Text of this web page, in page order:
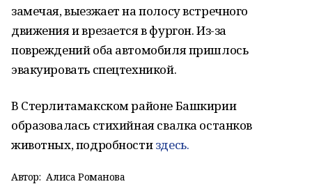
замечая, выезжает на полосу встречного
движения и врезается в фургон. Из-за
повреждений оба автомобиля пришлось
эвакуировать спецтехникой.
В Стерлитамакском районе Башкирии
образовалась стихийная свалка останков
животных, подробностиздесь.
Автор: Алиса Романова